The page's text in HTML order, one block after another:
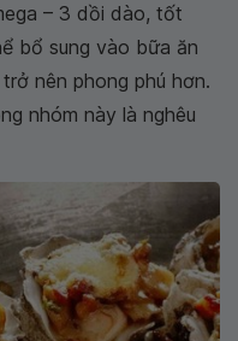
– 3 dồi dào, tốt
bổ sung vào bữa ăn
nên phong phú hơn.
nhóm này là nghêu